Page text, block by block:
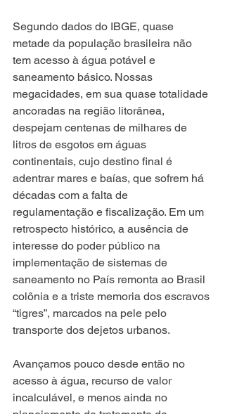
Segundo dados do IBGE, quase
metade da população brasileira não
tem acesso à água potável e
saneamento básico. Nossas
megacidades, em sua quase totalidade
ancoradas na região litorânea,
despejam centenas de milhares de
litros de esgotos em águas
continentais, cujo destino final é
adentrar mares e baías, que sofrem há
décadas com a falta de
regulamentação e fiscalização. Em um
retrospecto histórico, a ausência de
interesse do poder público na
implementação de sistemas de
saneamento no País remonta ao Brasil
colônia e a triste memoria dos escravos
“tigres”, marcados na pele pelo
transporte dos dejetos urbanos.
Avançamos pouco desde então no
acesso à água, recurso de valor
incalculável, e menos ainda no